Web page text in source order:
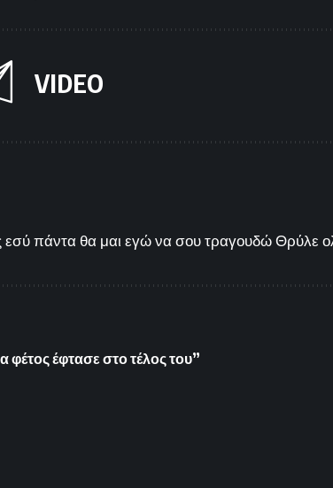
VIDEO
εσύ πάντα θα μαι εγώ να σου τραγουδώ Θρύλε
φέτος έφτασε στο τέλος του”